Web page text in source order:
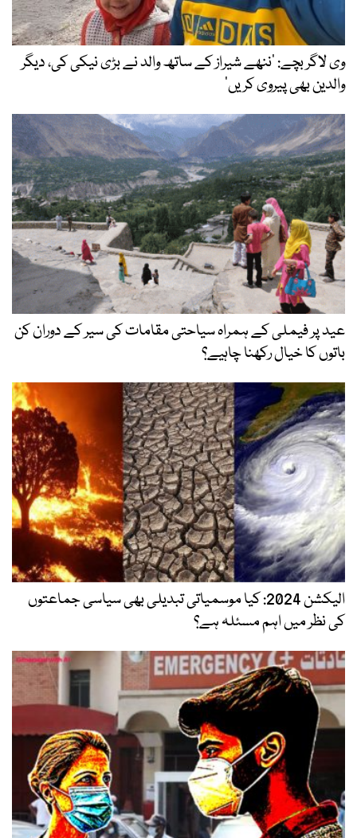
وی لاگر بچے: ’ننھے شیراز کے ساتھ والد نے بڑی نیکی کی، دیگر
والدین بھی پیروی کریں‘
عید پر فیملی کے ہمراہ سیاحتی مقامات کی سیر کے دوران کن
باتوں کا خیال رکھنا چاہیے؟
الیکشن 2024: کیا موسمیاتی تبدیلی بھی سیاسی جماعتوں
کی نظر میں اہم مسئلہ ہے؟